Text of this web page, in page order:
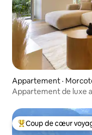
Appartement ·
Appartement de luxe
Coup de cœur
Coup de cœur